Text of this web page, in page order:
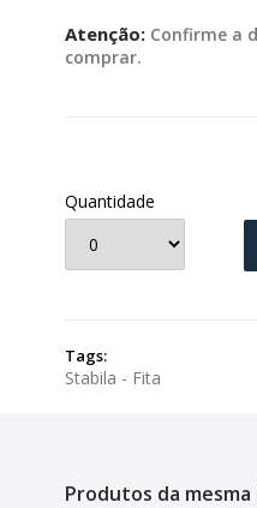
Atenção: Confirme a
comprar.
Quantidade
Tags:
Stabila - Fita
Produtos da mesma